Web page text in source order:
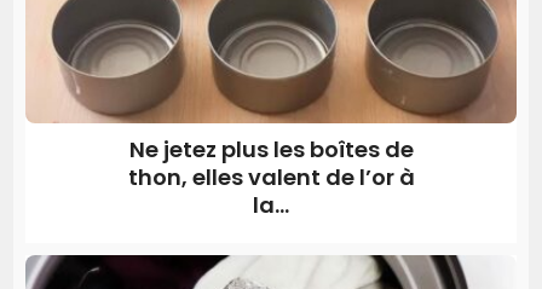
Ne jetez plus les boîtes de
thon, elles valent de l’or à
la...